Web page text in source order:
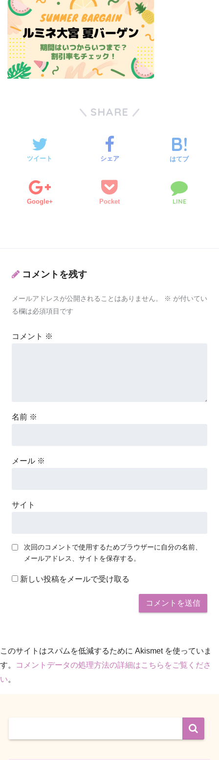
SHARE
ツイート シェア はてブ
Google+ Pocket LINE
コメントを残す
メールアドレスが公開されることはありません。 ※ が付いてい
る欄は必須項目です
コメント ※
名前 ※
メール ※
サイト
次回のコメントで使用するためブラウザーに自分の名前、
メールアドレス、サイトを保存する。
新しい投稿をメールで受け取る
このサイトはスパムを低減するために Akismet を使っていま
す。
コメントデータの処理方法の詳細はこちらをご覧くださ
い。